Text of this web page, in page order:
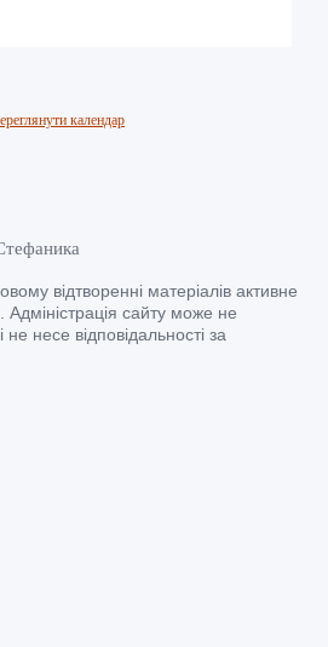
календар
відтворенні матеріалів активне
Адміністрація сайту може не
несе відповідальності за